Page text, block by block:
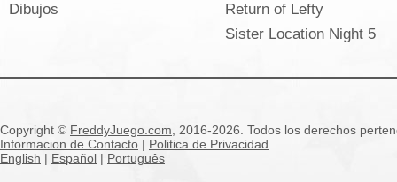
Dibujos
Return of Lefty
Sister Location Night 5
Copyright © FreddyJuego.com , 2016-2026. Todos los derechos
Informacion de Contacto | Politica de Privacidad
English | Español | Português